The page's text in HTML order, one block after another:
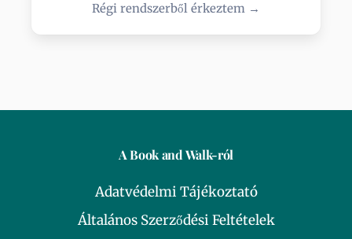
Régi rendszerből érkeztem →
A Book and Walk-ról
Adatvédelmi Tájékoztató
Általános Szerződési Feltételek